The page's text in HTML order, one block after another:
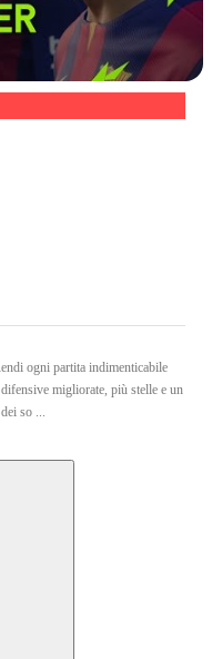
ogni partita indimenticabile
migliorate, più stelle e un
so ...